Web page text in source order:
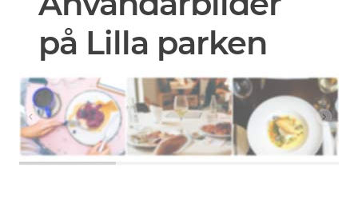
på Lilla parken